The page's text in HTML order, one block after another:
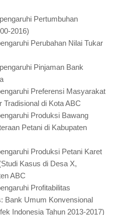
Pertumbuhan
2016)
Perubahan Nilai Tukar
Pinjaman Bank
Preferensi Masyarakat
Tradisional di Kota ABC
Produksi Bawang
Petani di Kabupaten
Produksi Petani Karet
Kasus di Desa X,
ABC
Profitabilitas
Bank Umum Konvensional
Indonesia Tahun 2013-2017)